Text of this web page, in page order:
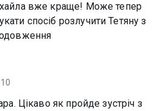
вже краще! Може тепер
спосіб розлучити Тетяну з
Цікаво як пройде зустріч з